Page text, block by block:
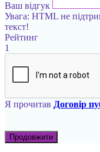
Ваш відгук
Увага: HTML не
текст!
Рейтинг
1
Я прочитав Договір
Продовжити